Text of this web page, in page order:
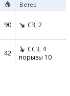
Ветер
90 СЗ, 2
42 ССЗ, 4
порывы 10